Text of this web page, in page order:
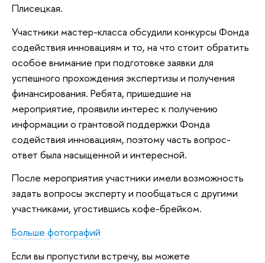
Плисецкая.
Участники мастер-класса обсудили конкурсы Фонда
содействия инновациям и то, на что стоит обратить
особое внимание при подготовке заявки для
успешного прохождения экспертизы и получения
финансирования. Ребята, пришедшие на
мероприятие, проявили интерес к получению
информации о грантовой поддержки Фонда
содействия инновациям, поэтому часть вопрос-
ответ была насыщенной и интересной.
После мероприятия участники имели возможность
задать вопросы эксперту и пообщаться с другими
участниками, угостившись кофе-брейком.
Больше фотографий
Если вы пропустили встречу, вы можете